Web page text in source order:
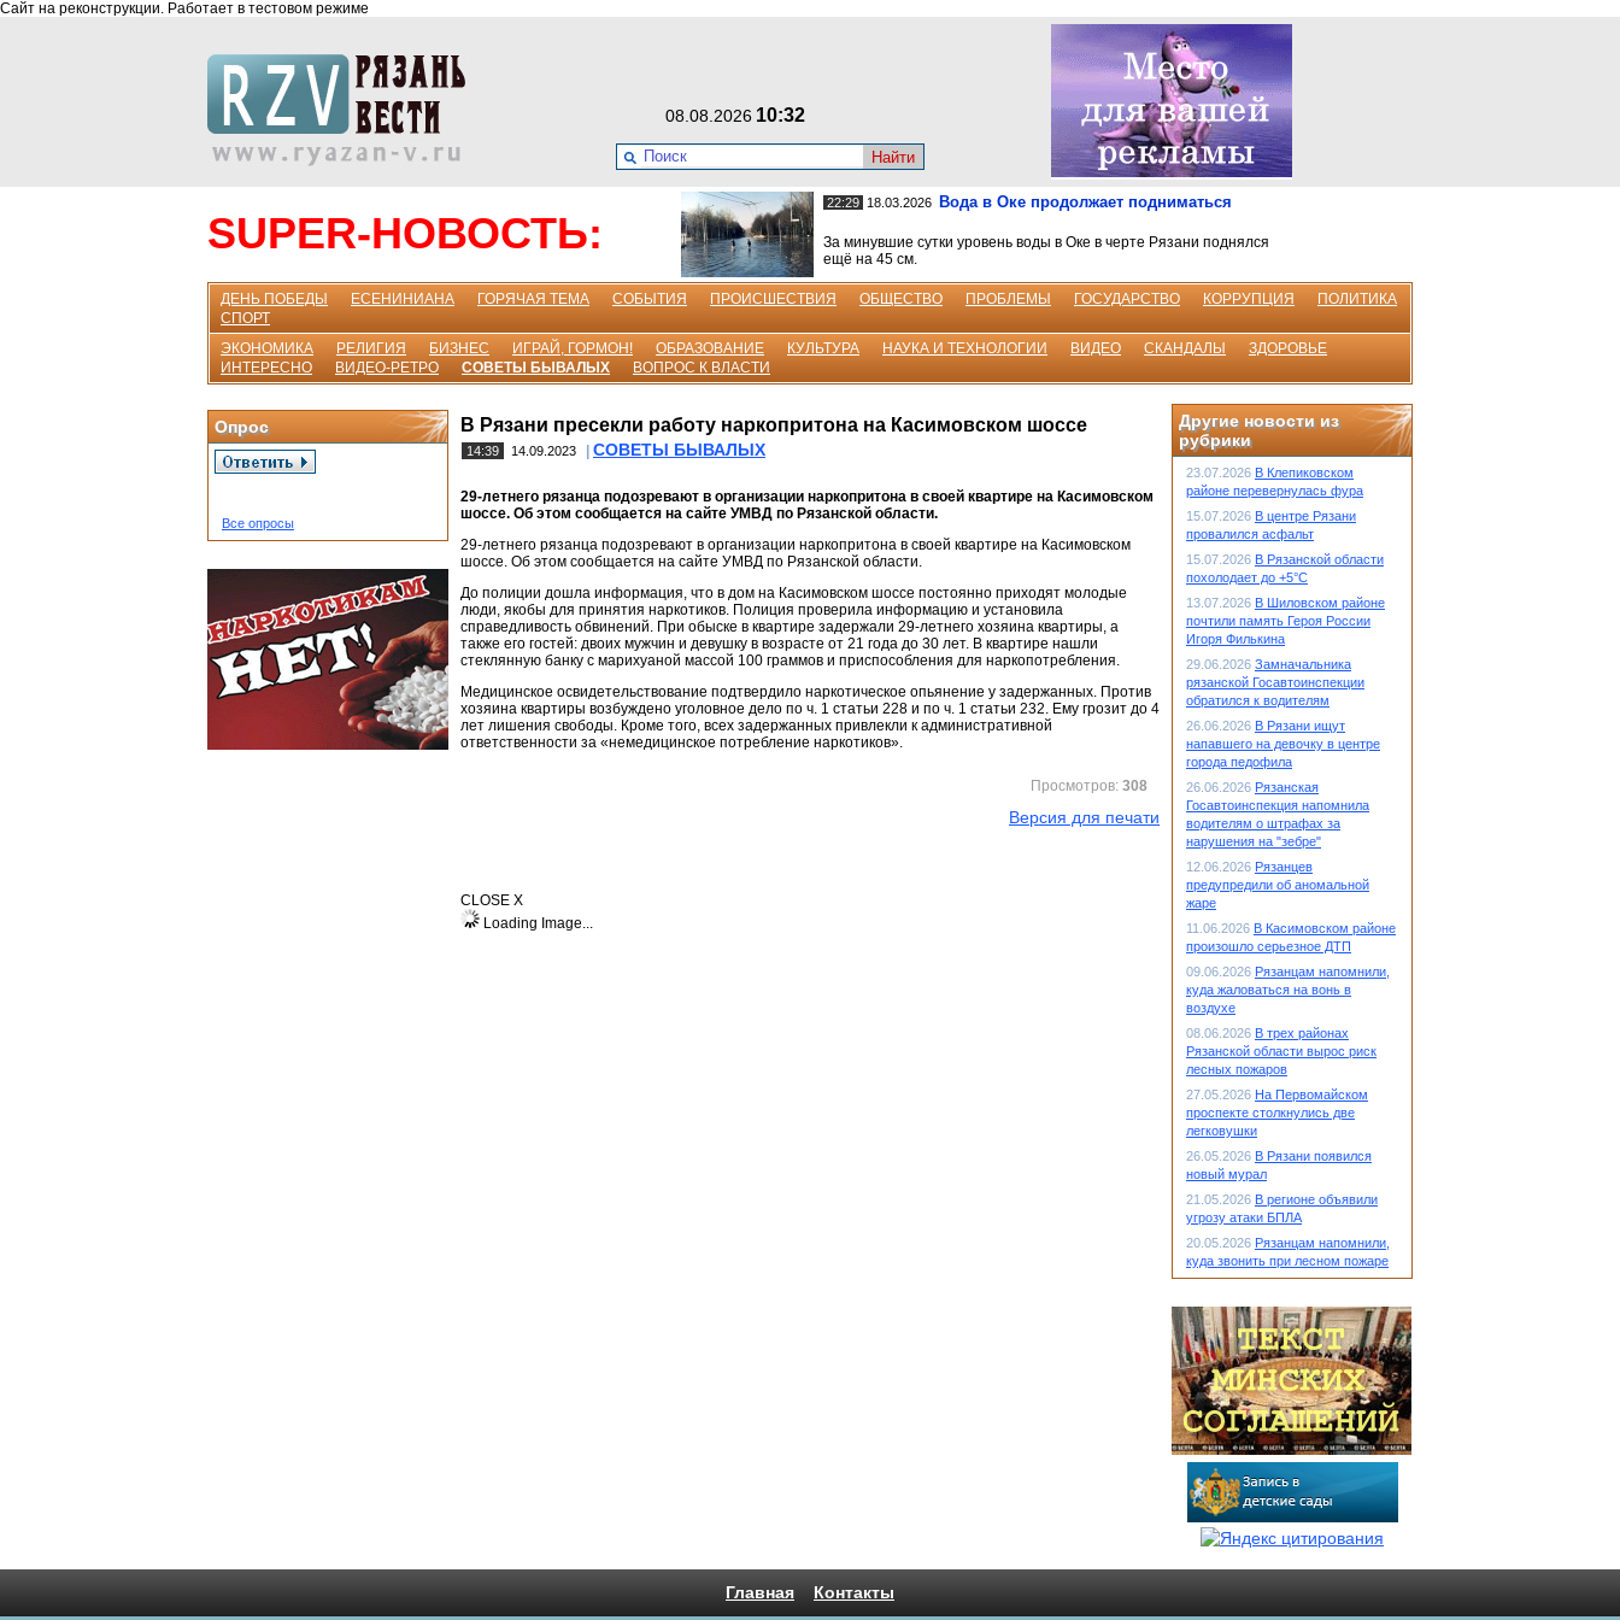
Сайт на реконструкции. Работает в тестовом режиме
08.08.2026 10:32
Найти
SUPER-НОВОСТЬ:
22:29 18.03.2026 Вода в Оке продолжает подниматься
За минувшие сутки уровень воды в Оке в черте Рязани поднялся
ещё на 45 см.
ДЕНЬ ПОБЕДЫ ЕСЕНИНИАНА ГОРЯЧАЯ ТЕМА СОБЫТИЯ ПРОИСШЕСТВИЯ ОБЩЕСТВО ПРОБЛЕМЫ ГОСУДАРСТВО КОРРУПЦИЯ
ПОЛИТИКА
СПОРТ
ЭКОНОМИКА
РЕЛИГИЯ БИЗНЕС ИГРАЙ, ГОРМОН! ОБРАЗОВАНИЕ КУЛЬТУРА НАУКА И ТЕХНОЛОГИИ ВИДЕО СКАНДАЛЫ
ЗДОРОВЬЕ
ИНТЕРЕСНО
ВИДЕО-РЕТРО СОВЕТЫ БЫВАЛЫХ ВОПРОС К ВЛАСТИ
Опрос
Все опросы
В Рязани пресекли работу наркопритона на Касимовском шоссе
14:39 14.09.2023 СОВЕТЫ БЫВАЛЫХ
29-летнего рязанца подозревают в организации наркопритона в своей квартире на Касимовском
шоссе. Об этом сообщается на сайте УМВД по Рязанской области.
29-летнего рязанца подозревают в организации наркопритона в своей квартире на Касимовском
шоссе. Об этом сообщается на сайте УМВД по Рязанской области.
До полиции дошла информация, что в дом на Касимовском шоссе постоянно приходят молодые
люди, якобы для принятия наркотиков. Полиция проверила информацию и установила
справедливость обвинений. При обыске в квартире задержали 29-летнего хозяина квартиры, а
также его гостей: двоих мужчин и девушку в возрасте от 21 года до 30 лет. В квартире нашли
стеклянную банку с марихуаной массой 100 граммов и приспособления для наркопотребления.
Медицинское освидетельствование подтвердило наркотическое опьянение у задержанных. Против
хозяина квартиры возбуждено уголовное дело по ч. 1 статьи 228 и по ч. 1 статьи 232. Ему грозит до 4
лет лишения свободы. Кроме того, всех задержанных привлекли к административной
ответственности за «немедицинское потребление наркотиков».
Просмотров: 308
Версия для печати
CLOSE X
Loading Image...
Другие новости из
рубрики
23.07.2026 В Клепиковском
районе перевернулась фура
15.07.2026 В центре Рязани
провалился асфальт
15.07.2026 В Рязанской области
похолодает до +5°С
13.07.2026 В Шиловском районе
почтили память Героя России
Игоря Филькина
29.06.2026 Замначальника
рязанской Госавтоинспекции
обратился к водителям
26.06.2026 В Рязани ищут
напавшего на девочку в центре
города педофила
26.06.2026 Рязанская
Госавтоинспекция напомнила
водителям о штрафах за
нарушения на "зебре"
12.06.2026 Рязанцев
предупредили об аномальной
жаре
11.06.2026 В Касимовском районе
произошло серьезное ДТП
09.06.2026 Рязанцам напомнили,
куда жаловаться на вонь в
воздухе
08.06.2026 В трех районах
Рязанской области вырос риск
лесных пожаров
27.05.2026 На Первомайском
проспекте столкнулись две
легковушки
26.05.2026 В Рязани появился
новый мурал
21.05.2026 В регионе объявили
угрозу атаки БПЛА
20.05.2026 Рязанцам напомнили,
куда звонить при лесном пожаре
Главная Контакты